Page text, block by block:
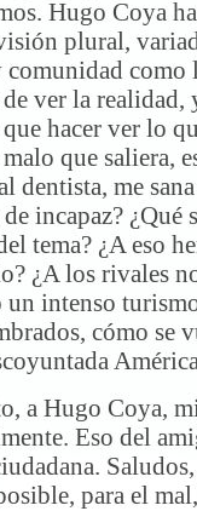
Hugo Coya
plural,
como
de ver la
hacer ver lo
que saliera,
dentista, me
incapaz? ¿Qué
tema? ¿A eso
¿A los rivales
un intenso
cómo se
a Hugo Coya,
Eso del
para el